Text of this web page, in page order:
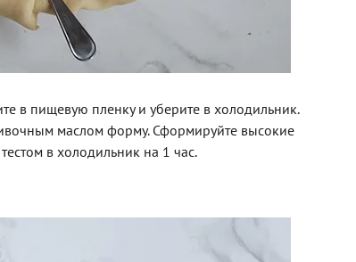
в пищевую пленку и уберите в холодильник.
маслом форму. Сформируйте высокие
в холодильник на 1 час.